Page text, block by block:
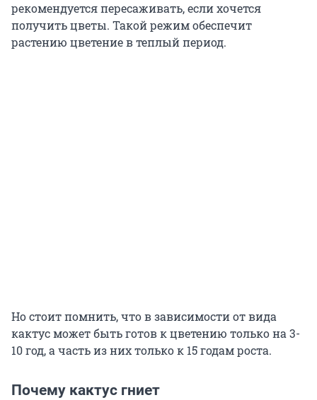
рекомендуется пересаживать, если хочется
получить цветы. Такой режим обеспечит
растению цветение в теплый период.
Но стоит помнить, что в зависимости от вида
кактус может быть готов к цветению только на 3-
10 год, а часть из них только к 15 годам роста.
Почему кактус гниет